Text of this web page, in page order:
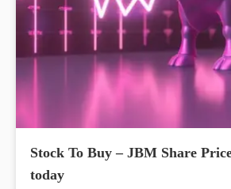
Stock To Buy – JBM Share
today